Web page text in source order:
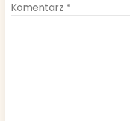
Komentarz *